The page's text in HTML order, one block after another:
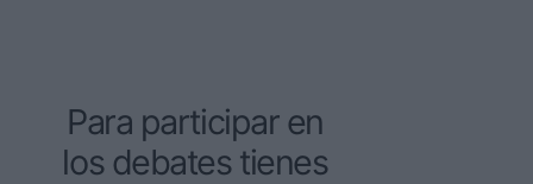
Para participar en
los debates tienes